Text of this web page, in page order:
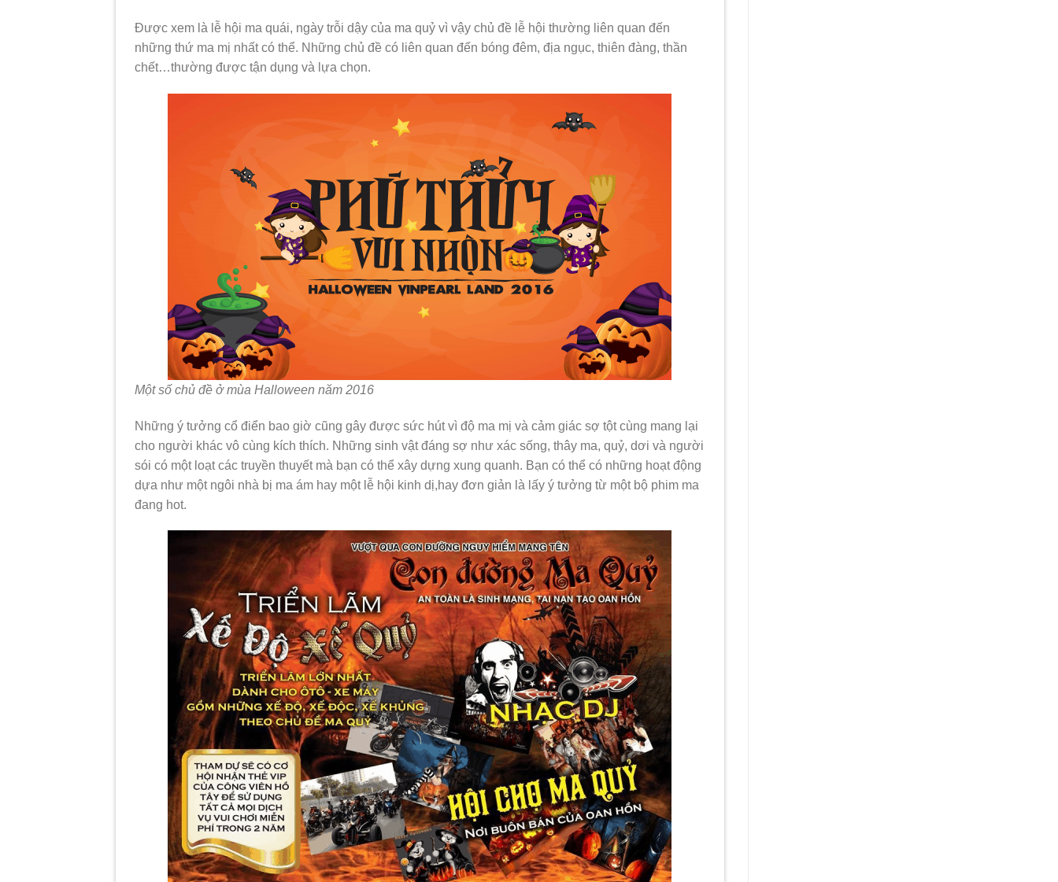
Được xem là lễ hội ma quái, ngày trỗi dậy của ma quỷ vì vậy chủ đề lễ hội thường liên quan đến
những thứ ma mị nhất có thể. Những chủ đề có liên quan đến bóng đêm, địa ngục, thiên đàng, thần
chết…thường được tận dụng và lựa chọn.
Một số chủ đề ở mùa Halloween năm 2016
Những ý tưởng cổ điển bao giờ cũng gây được sức hút vì độ ma mị và cảm giác sợ tột cùng mang lại
cho người khác vô cùng kích thích. Những sinh vật đáng sợ như xác sống, thây ma, quỷ, dơi và người
sói có một loạt các truyền thuyết mà bạn có thể xây dựng xung quanh. Bạn có thể có những hoạt động
dựa như một ngôi nhà bị ma ám hay một lễ hội kinh dị,hay đơn giản là lấy ý tưởng từ một bộ phim ma
đang hot.